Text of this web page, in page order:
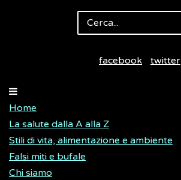
facebook twitter
Home
La salute dalla A alla Z
Stili di vita, alimentazione e ambiente
Falsi miti e bufale
Chi siamo